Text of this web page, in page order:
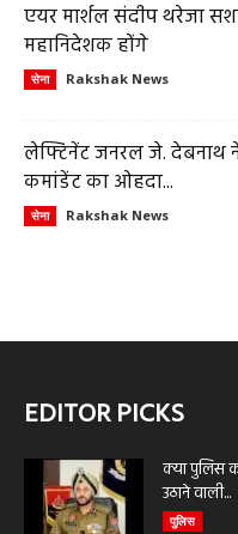
एयर मार्शल संदीप थरेजा
महानिदेशक होंगे
सेना Rakshak News
लेफ्टिनेंट जनरल जे.
कमांडेंट का ओहदा...
सेना Rakshak News
EDITOR PICKS
क्या पुलिस
उठाने वाली...
पुलिस